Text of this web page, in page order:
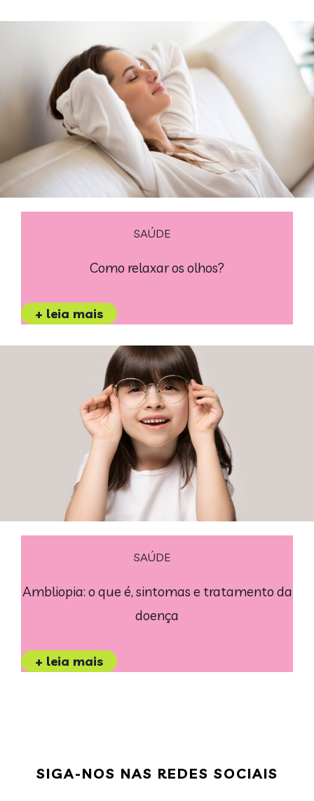
SAÚDE
Como relaxar os olhos?
+ leia mais
SAÚDE
Ambliopia: o que é, sintomas e tratamento da
doença
+ leia mais
SIGA-NOS NAS REDES SOCIAIS